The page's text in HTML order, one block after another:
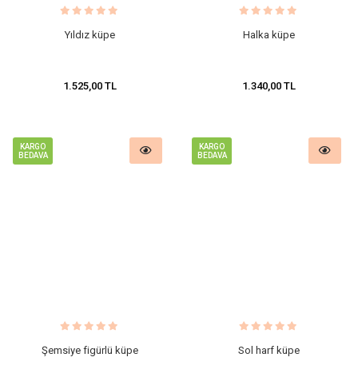
Yıldız küpe
1.525,00 TL
Halka küpe
1.340,00 TL
KARGO
BEDAVA
Şemsiye figürlü küpe
KARGO
BEDAVA
Sol harf küpe